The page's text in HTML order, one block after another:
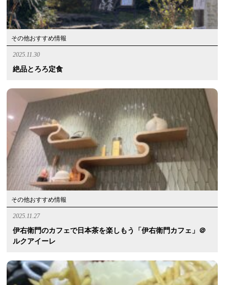
その他おすすめ情報
2025.11.30
絶品とろろ定食
その他おすすめ情報
2025.11.27
伊右衛門のカフェで日本茶を楽しもう「伊右衛門カフェ」＠
ルクアイーレ